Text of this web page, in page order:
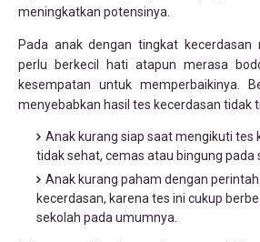
meningkatkan potensinya.
Pada anak dengan tingkat
perlu berkecil hati atapun merasa
kesempatan untuk memperbaikinya.
menyebabkan hasil tes kecerdasan tidak
Anak kurang siap saat mengikuti tes
tidak sehat, cemas atau bingung pada
Anak kurang paham dengan
kecerdasan, karena tes ini cukup
sekolah pada umumnya.